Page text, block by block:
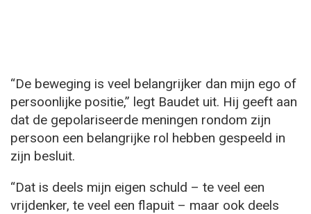
“De beweging is veel belangrijker dan mijn ego of
persoonlijke positie,” legt Baudet uit. Hij geeft aan
dat de gepolariseerde meningen rondom zijn
persoon een belangrijke rol hebben gespeeld in
zijn besluit.
“Dat is deels mijn eigen schuld – te veel een
vrijdenker, te veel een flapuit – maar ook deels